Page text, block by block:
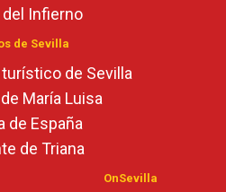
del Infierno
de Sevilla
de Sevilla
María Luisa
de España
de Triana
OnSevilla